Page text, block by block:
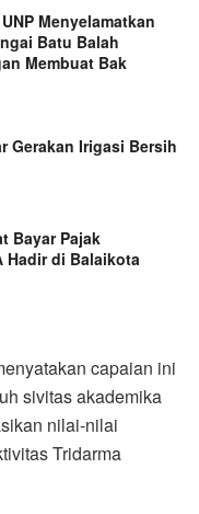
Menyelamatkan
Batu Balah
Membuat Bak
Gerakan Irigasi Bersih
Bayar Pajak
Hadir di Balaikota
capaian ini
sivitas akademika
nilai-nilai
Tridarma